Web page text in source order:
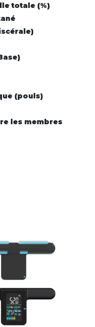
totale (%)
(pouls)
les membres